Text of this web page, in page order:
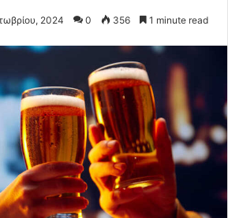
2024 0 356 1 minute read